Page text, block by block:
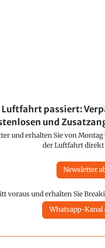
passiert:
und
und erhalten Sie von
der Luftfahrt
Newsletter
voraus und erhalten Sie
Whatsapp-Kanal